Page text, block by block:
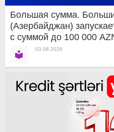
Большая сумма.
(Азербайджан)
с суммой до 100 000
03.08.2026